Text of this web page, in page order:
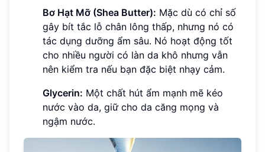
Bơ Hạt Mỡ (Shea Butter): Mặc dù có chỉ số
gây bít tắc lỗ chân lông thấp, nhưng nó có
tác dụng dưỡng ẩm sâu. Nó hoạt động tốt
cho nhiều người có làn da khô nhưng vẫn
nên kiểm tra nếu bạn đặc biệt nhạy cảm.
Glycerin: Một chất hút ẩm mạnh mẽ kéo
nước vào da, giữ cho da căng mọng và
ngậm nước.